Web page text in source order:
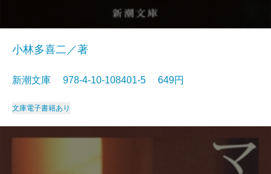
小林多喜二／著
新潮文庫 978-4-10-108401-5 649円
文庫電子書籍あり